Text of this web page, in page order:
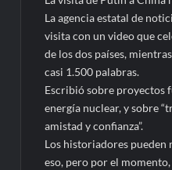
La agencia estatal de
visita con un video que
de los dos países,
casi 1.500 palabras.
Escribió sobre proyectos
energía nuclear, y sobre
amistad y confianza”.
Los historiadores pueden
eso, pero por el